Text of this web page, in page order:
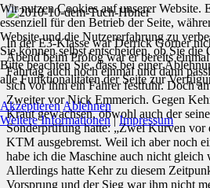
In der E3-Klasse war Derrick Görner
Abend beim Prolog war er bereits
Fahrtag auch noch einmal und dann
sich vor ihm ein Fahrer festfuhr. Doch
Zweiter vor Nick Emmerich. Gegen
Kraut gewachsen, obwohl auch der
Sonderprüfung hatte: „Zwei Kurven vor
KTM ausgebremst. Weil ich aber noch
habe ich die Maschine auch nicht gleich
Allerdings hatte Kehr zu diesem
Vorsprung und der Sieg war ihm nicht
Wir nutzen Cookies auf unserer Website.
essenziell für den Betrieb der Seite,
Website und die Nutzererfahrung zu
Sie können selbst entscheiden, ob Sie die
Bitte beachten Sie, dass bei einer
alle Funktionalitäten der Seite zur
AkzeptierenAblehnen
Weitere Informationen|Impressum